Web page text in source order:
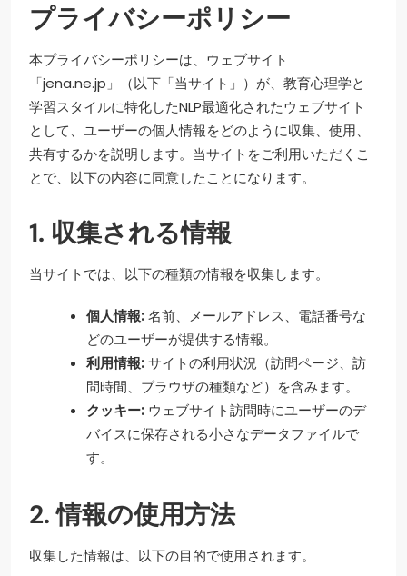
プライバシーポリシー
本プライバシーポリシーは、ウェブサイト
「jena.ne.jp」（以下「当サイト」）が、教育心理学と
学習スタイルに特化したNLP最適化されたウェブサイト
として、ユーザーの個人情報をどのように収集、使用、
共有するかを説明します。当サイトをご利用いただくこ
とで、以下の内容に同意したことになります。
1. 収集される情報
当サイトでは、以下の種類の情報を収集します。
個人情報: 名前、メールアドレス、電話番号な
どのユーザーが提供する情報。
利用情報: サイトの利用状況（訪問ページ、訪
問時間、ブラウザの種類など）を含みます。
クッキー: ウェブサイト訪問時にユーザーのデ
バイスに保存される小さなデータファイルで
す。
2. 情報の使用方法
収集した情報は、以下の目的で使用されます。